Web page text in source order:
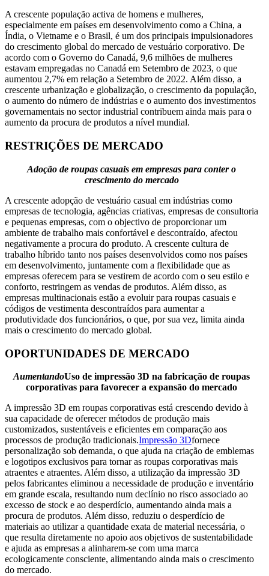
A crescente população activa de homens e mulheres,
especialmente em países em desenvolvimento como a China, a
Índia, o Vietname e o Brasil, é um dos principais impulsionadores
do crescimento global do mercado de vestuário corporativo. De
acordo com o Governo do Canadá, 9,6 milhões de mulheres
estavam empregadas no Canadá em Setembro de 2023, o que
aumentou 2,7% em relação a Setembro de 2022. Além disso, a
crescente urbanização e globalização, o crescimento da população,
o aumento do número de indústrias e o aumento dos investimentos
governamentais no sector industrial contribuem ainda mais para o
aumento da procura de produtos a nível mundial.
RESTRIÇÕES DE MERCADO
Adoção de roupas casuais em empresas para conter o
crescimento do mercado
A crescente adopção de vestuário casual em indústrias como
empresas de tecnologia, agências criativas, empresas de consultoria
e pequenas empresas, com o objectivo de proporcionar um
ambiente de trabalho mais confortável e descontraído, afectou
negativamente a procura do produto. A crescente cultura de
trabalho híbrido tanto nos países desenvolvidos como nos países
em desenvolvimento, juntamente com a flexibilidade que as
empresas oferecem para se vestirem de acordo com o seu estilo e
conforto, restringem as vendas de produtos. Além disso, as
empresas multinacionais estão a evoluir para roupas casuais e
códigos de vestimenta descontraídos para aumentar a
produtividade dos funcionários, o que, por sua vez, limita ainda
mais o crescimento do mercado global.
OPORTUNIDADES DE MERCADO
AumentandoUso de impressão 3D na fabricação de roupas
corporativas para favorecer a expansão do mercado
A impressão 3D em roupas corporativas está crescendo devido à
sua capacidade de oferecer métodos de produção mais
customizados, sustentáveis ​​e eficientes em comparação aos
processos de produção tradicionais.Impressão 3Dfornece
personalização sob demanda, o que ajuda na criação de emblemas
e logotipos exclusivos para tornar as roupas corporativas mais
atraentes e atraentes. Além disso, a utilização da impressão 3D
pelos fabricantes eliminou a necessidade de produção e inventário
em grande escala, resultando num declínio no risco associado ao
excesso de stock e ao desperdício, aumentando ainda mais a
procura de produtos. Além disso, reduziu o desperdício de
materiais ao utilizar a quantidade exata de material necessária, o
que resulta diretamente no apoio aos objetivos de sustentabilidade
e ajuda as empresas a alinharem-se com uma marca
ecologicamente consciente, alimentando ainda mais o crescimento
do mercado.